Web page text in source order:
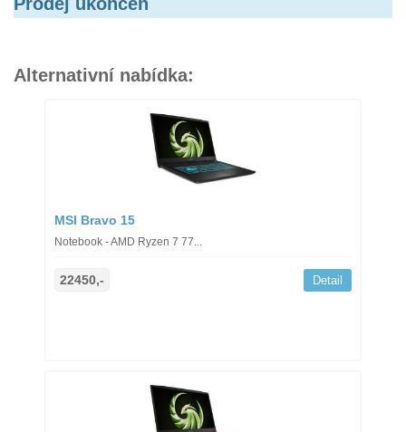
Alternativní nabídka:
MSI Bravo 15
Notebook - AMD Ryzen 7 77...
22450,- Detail